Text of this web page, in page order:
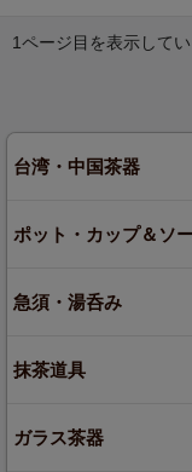
1ページ目を表示して
台湾・中国茶器
ポット・カップ＆ソ
急須・湯呑み
抹茶道具
ガラス茶器